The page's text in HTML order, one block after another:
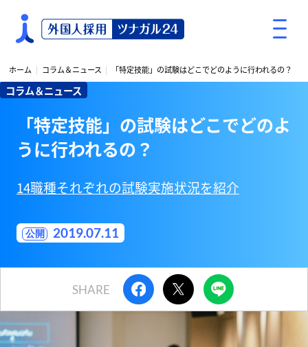
o
ホーム コラム＆ニュース 「特定技能」の試験はどこでどのように行われるの？
コラム＆ニュース
「特定技能」の試験はどこでどのよ
うに行われるの？
14職種それぞれの試験実施状況を紹介
2019.07.11
SHARE